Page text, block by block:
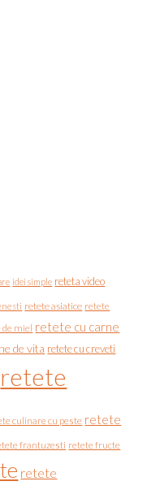
idei simple reteta video
retete asiatice retete
de miel retete cu carne
de vita retete cu creveti
retete
culinare cu peste retete
frantuzesti retete fructe
retete